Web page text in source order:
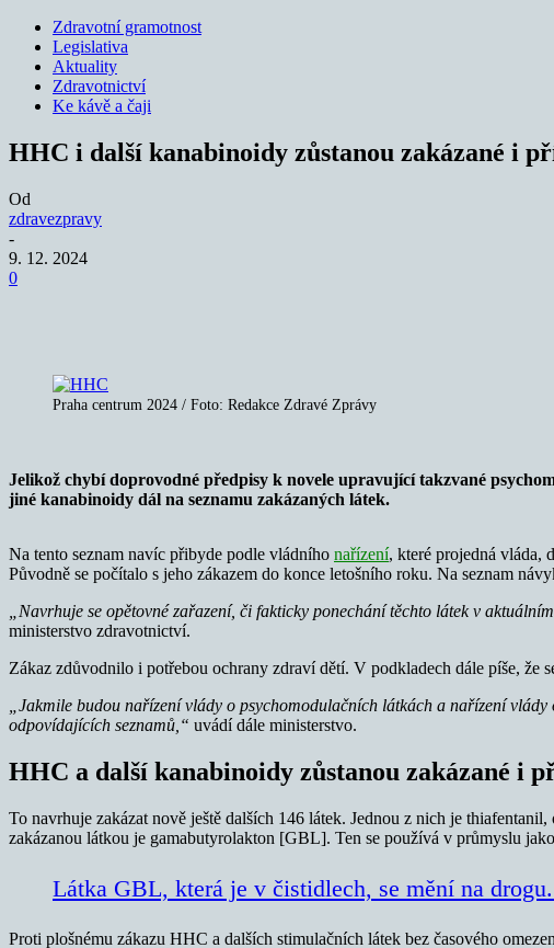
Zdravotní gramotnost
Legislativa
Aktuality
Zdravotnictví
Ke kávě a čaji
HHC i další kanabinoidy zůstanou zakázané i
Od
zdravezpravy
-
9. 12. 2024
0
Praha centrum 2024 / Foto: Redakce Zdravé Zprávy
Jelikož chybí doprovodné předpisy k novele upravující takzvané
jiné kanabinoidy dál na seznamu zakázaných látek.
Na tento seznam navíc přibyde podle vládního nařízení, které projedná vláda,
Původně se počítalo s jeho zákazem do konce letošního roku. Na seznam
„Navrhuje se opětovné zařazení, či fakticky ponechání těchto látek v
ministerstvo zdravotnictví.
Zákaz zdůvodnilo i potřebou ochrany zdraví dětí. V podkladech dále píše, že
„Jakmile budou nařízení vlády o psychomodulačních látkách a nařízení
odpovídajících seznamů,“ uvádí dále ministerstvo.
HHC a další kanabinoidy zůstanou zakázané i
To navrhuje zakázat nově ještě dalších 146 látek. Jednou z nich je
zakázanou látkou je gamabutyrolakton [GBL]. Ten se používá v průmyslu
Látka GBL, která je v čistidlech, se mění na
Proti plošnému zákazu HHC a dalších stimulačních látek bez časového